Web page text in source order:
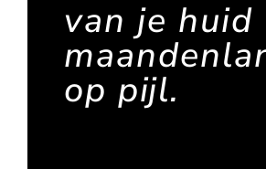
van je huid
op pijl.